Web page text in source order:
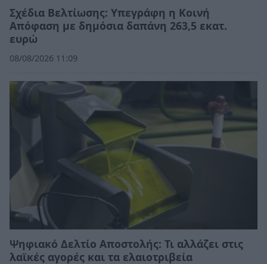
Σχέδια Βελτίωσης: Υπεγράφη η Κοινή
Απόφαση με δημόσια δαπάνη 263,5 εκατ.
ευρώ
08/08/2026 11:09
Ψηφιακό Δελτίο Αποστολής: Τι αλλάζει στις
λαϊκές αγορές και τα ελαιοτριβεία